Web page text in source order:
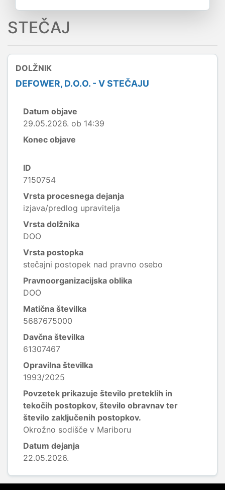
STEČAJ
DOLŽNIK
DEFOWER, D.O.O. - V STEČAJU
Datum objave
29.05.2026. ob 14:39
Konec objave
ID
7150754
Vrsta procesnega dejanja
izjava/predlog upravitelja
Vrsta dolžnika
DOO
Vrsta postopka
stečajni postopek nad pravno osebo
Pravnoorganizacijska oblika
DOO
Matična številka
5687675000
Davčna številka
61307467
Opravilna številka
1993/2025
Povzetek prikazuje število preteklih in
tekočih postopkov, število obravnav ter
število zaključenih postopkov.
Okrožno sodišče v Mariboru
Datum dejanja
22.05.2026.